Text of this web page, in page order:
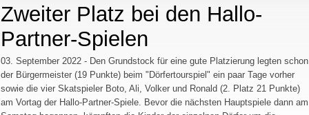
Zweiter Platz bei den Hallo-
Partner-Spielen
03. September 2022 - Den Grundstock für eine gute Platzierung legten schon
der Bürgermeister (19 Punkte) beim "Dörfertourspiel" ein paar Tage vorher
sowie die vier Skatspieler Boto, Ali, Volker und Ronald (2. Platz 21 Punkte)
am Vortag der Hallo-Partner-Spiele. Bevor die nächsten Hauptspiele dann am